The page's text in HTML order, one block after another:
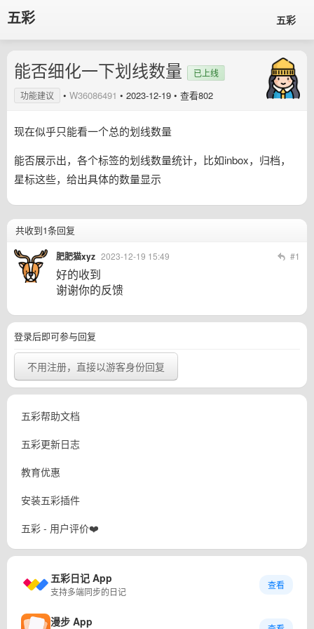
五彩 五彩
能否细化一下划线数量
已上线
功能建议
• W36086491 • 2023-12-19 • 查看802
现在似乎只能看一个总的划线数量
能否展示出，各个标签的划线数量统计，比如inbox，归档，
星标这些，给出具体的数量显示
共收到1条回复
肥肥猫xyz 2023-12-19 15:49 #1
好的收到
谢谢你的反馈
登录后即可参与回复
不用注册，直接以游客身份回复
五彩帮助文档
五彩更新日志
教育优惠
安装五彩插件
五彩 - 用户评价❤️
五彩日记 App
支持多端同步的日记
查看
漫步 App